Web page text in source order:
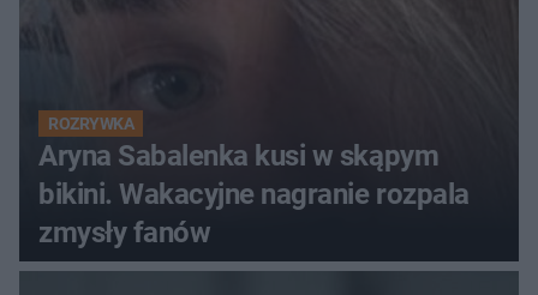
ROZRYWKA
Aryna Sabalenka kusi w skąpym
bikini. Wakacyjne nagranie rozpala
zmysły fanów